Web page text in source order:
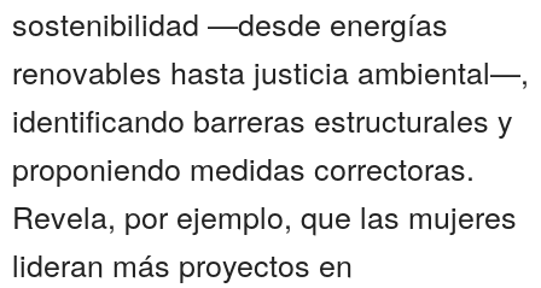
sostenibilidad —desde energías
renovables hasta justicia ambiental—,
identificando barreras estructurales y
proponiendo medidas correctoras.
Revela, por ejemplo, que las mujeres
lideran más proyectos en